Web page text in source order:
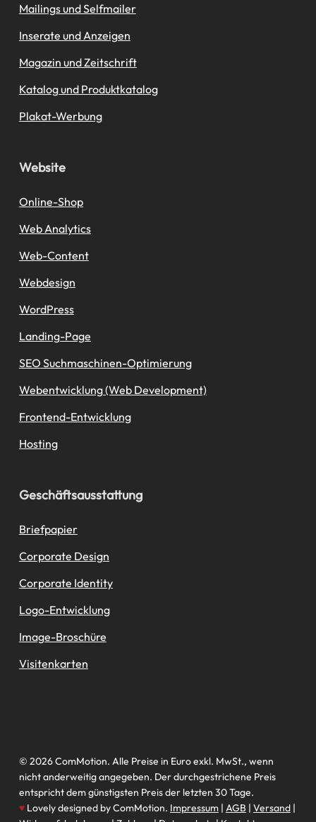
Mailings und Selfmailer
Inserate und Anzeigen
Magazin und Zeitschrift
Katalog und Produktkatalog
Plakat-Werbung
Website
Online-Shop
Web Analytics
Web-Content
Webdesign
WordPress
Landing-Page
SEO Suchmaschinen-Optimierung
Webentwicklung (Web Development)
Frontend-Entwicklung
Hosting
Geschäftsausstattung
Briefpapier
Corporate Design
Corporate Identity
Logo-Entwicklung
Image-Broschüre
Visitenkarten
© 2026 ComMotion. Alle Preise in Euro exkl. MwSt., wenn
nicht anderweitig angegeben. Der durchgestrichene Preis
entspricht dem günstigsten Preis der letzten 30 Tage.
♥Lovely designed by ComMotion. Impressum| AGB | Versand|